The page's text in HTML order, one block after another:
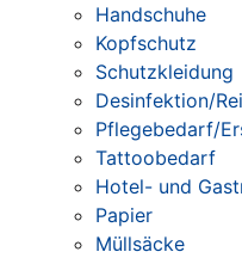
Handschuhe
Kopfschutz
Schutzkleidung
Desinfektion/
Pflegebedarf/
Tattoobedarf
Hotel- und
Papier
Müllsäcke